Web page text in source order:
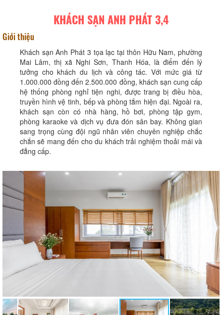
KHÁCH SẠN ANH PHÁT 3,4
Giới thiệu
Khách sạn Anh Phát 3 tọa lạc tại thôn Hữu Nam, phường
Mai Lâm, thị xã Nghi Sơn, Thanh Hóa, là điểm đến lý
tưởng cho khách du lịch và công tác. Với mức giá từ
1.000.000 đồng đến 2.500.000 đồng, khách sạn cung cấp
hệ thống phòng nghỉ tiện nghi, được trang bị điều hòa,
truyền hình vệ tinh, bếp và phòng tắm hiện đại. Ngoài ra,
khách sạn còn có nhà hàng, hồ bơi, phòng tập gym,
phòng karaoke và dịch vụ đưa đón sân bay. Không gian
sang trọng cùng đội ngũ nhân viên chuyên nghiệp chắc
chắn sẽ mang đến cho du khách trải nghiệm thoải mái và
đẳng cấp.